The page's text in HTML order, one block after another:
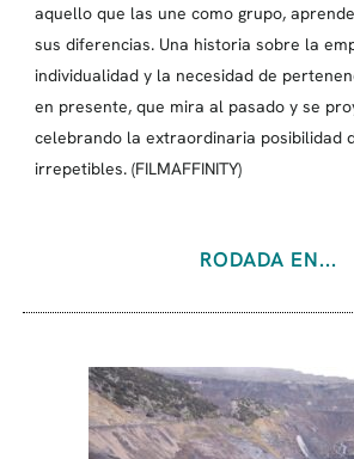
aquello que las une como grupo,
sus diferencias. Una historia sobre la
individualidad y la necesidad de
en presente, que mira al pasado y se
celebrando la extraordinaria posibilidad
irrepetibles. (FILMAFFINITY)
RODADA EN...